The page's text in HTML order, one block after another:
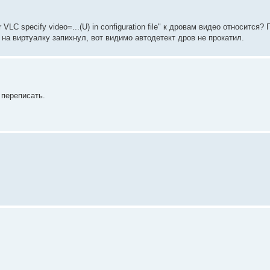
specify video=...(U) in configuration file" к дровам видео относится?
виртуалку запихнул, вот видимо автодетект дров не прокатил.